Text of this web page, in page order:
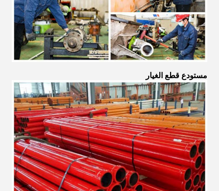
مستودع قطع الغيار